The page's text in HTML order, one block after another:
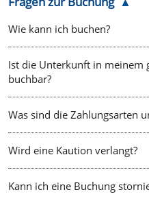
Wie kann ich buchen?
Ist die Unterkunft in meinem
buchbar?
Was sind die Zahlungsarten
Wird eine Kaution verlangt?
Kann ich eine Buchung